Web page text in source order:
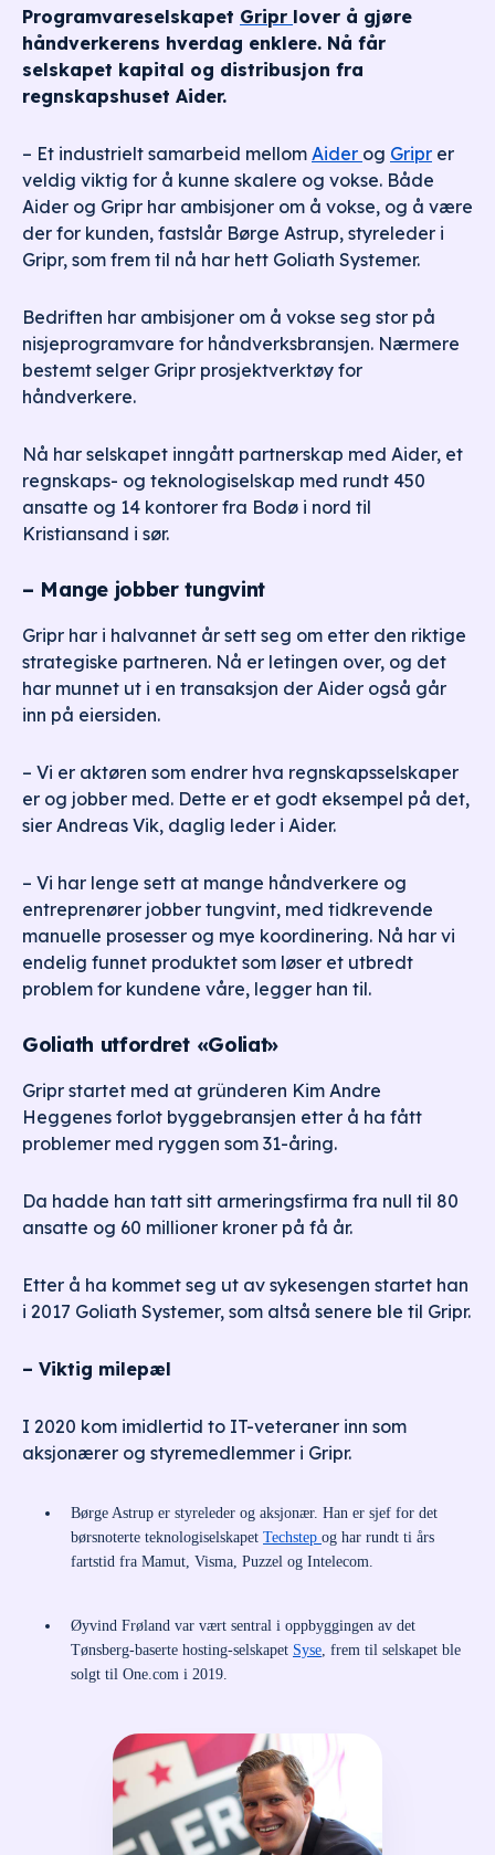
Programvareselskapet Gripr lover å gjøre
håndverkerens hverdag enklere. Nå får
selskapet kapital og distribusjon fra
regnskapshuset Aider.
– Et industrielt samarbeid mellom Aider og Gripr er
veldig viktig for å kunne skalere og vokse. Både
Aider og Gripr har ambisjoner om å vokse, og å være
der for kunden, fastslår Børge Astrup, styreleder i
Gripr, som frem til nå har hett Goliath Systemer.
Bedriften har ambisjoner om å vokse seg stor på
nisjeprogramvare for håndverksbransjen. Nærmere
bestemt selger Gripr prosjektverktøy for
håndverkere.
Nå har selskapet inngått partnerskap med Aider, et
regnskaps- og teknologiselskap med rundt 450
ansatte og 14 kontorer fra Bodø i nord til
Kristiansand i sør.
– Mange jobber tungvint
Gripr har i halvannet år sett seg om etter den riktige
strategiske partneren. Nå er letingen over, og det
har munnet ut i en transaksjon der Aider også går
inn på eiersiden.
– Vi er aktøren som endrer hva regnskapsselskaper
er og jobber med. Dette er et godt eksempel på det,
sier Andreas Vik, daglig leder i Aider.
– Vi har lenge sett at mange håndverkere og
entreprenører jobber tungvint, med tidkrevende
manuelle prosesser og mye koordinering. Nå har vi
endelig funnet produktet som løser et utbredt
problem for kundene våre, legger han til.
Goliath utfordret «Goliat»
Gripr startet med at gründeren Kim Andre
Heggenes forlot byggebransjen etter å ha fått
problemer med ryggen som 31-åring.
Da hadde han tatt sitt armeringsfirma fra null til 80
ansatte og 60 millioner kroner på få år.
Etter å ha kommet seg ut av sykesengen startet han
i 2017 Goliath Systemer, som altså senere ble til Gripr.
– Viktig milepæl
I 2020 kom imidlertid to IT-veteraner inn som
aksjonærer og styremedlemmer i Gripr.
Børge Astrup er styreleder og aksjonær. Han er sjef for det
børsnoterte teknologiselskapet Techstep og har rundt ti års
fartstid fra Mamut, Visma, Puzzel og Intelecom.
Øyvind Frøland var vært sentral i oppbyggingen av det
Tønsberg-baserte hosting-selskapet Syse, frem til selskapet ble
solgt til One.com i 2019.